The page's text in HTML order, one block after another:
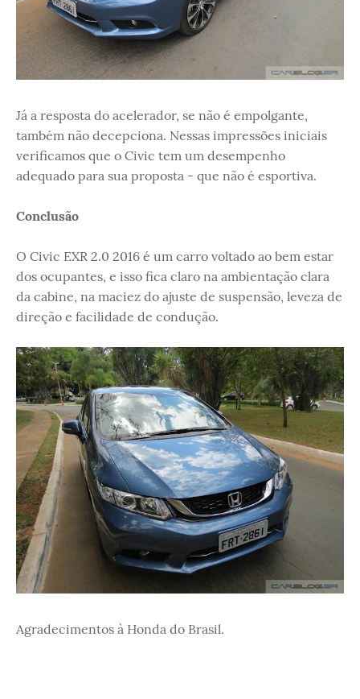
Já a resposta do acelerador, se não é empolgante,
também não decepciona. Nessas impressões iniciais
verificamos que o Civic tem um desempenho
adequado para sua proposta - que não é esportiva.
Conclusão
O Civic EXR 2.0 2016 é um carro voltado ao bem estar
dos ocupantes, e isso fica claro na ambientação clara
da cabine, na maciez do ajuste de suspensão, leveza de
direção e facilidade de condução.
Agradecimentos à Honda do Brasil.